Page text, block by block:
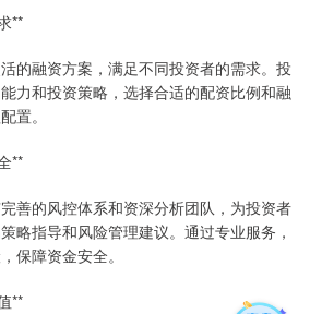
**
的融资方案，满足不同投资者的需求。投
力和投资策略，选择合适的配资比例和融
置。
**
善的风控体系和资深分析团队，为投资者
略指导和风险管理建议。通过专业服务，
保障资金安全。
**